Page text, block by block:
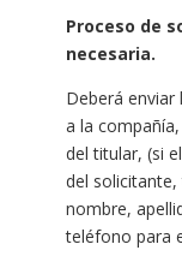
Proceso de
necesaria.
Deberá
a la
del titular, (si
del
nombre,
teléfono para